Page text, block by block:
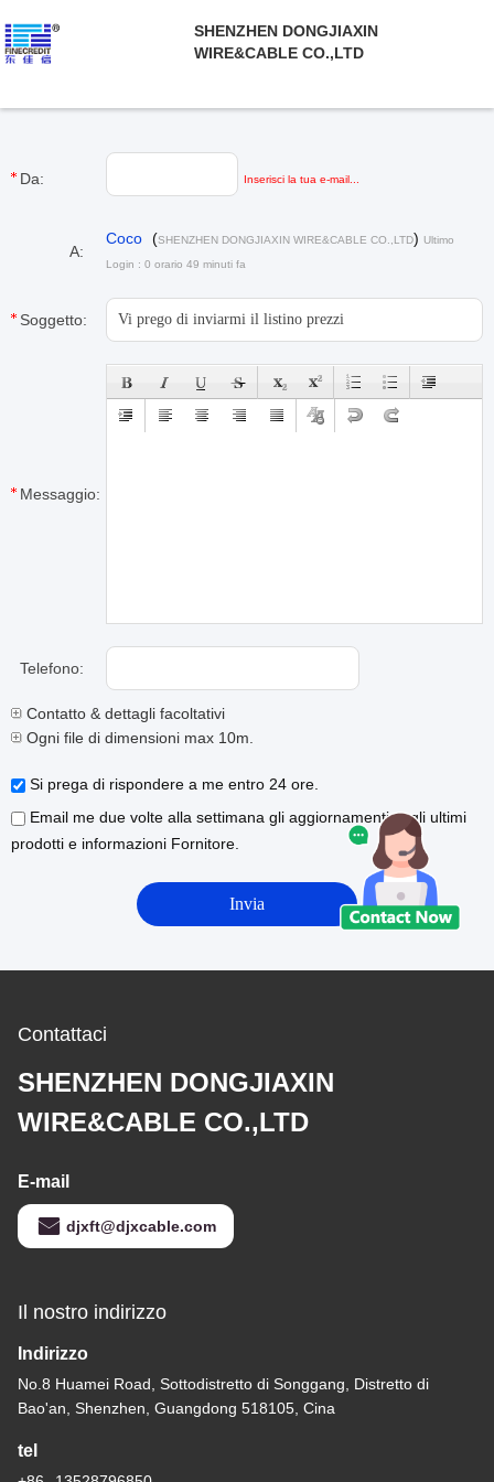
SHENZHEN DONGJIAXIN
WIRE&CABLE CO.,LTD
Da: Inserisci la tua e-mail...
A:
Coco (SHENZHEN DONGJIAXIN WIRE&CABLE CO.,LTD) Ultimo
Login : 0 orario 49 minuti fa
Soggetto:
Messaggio:
Telefono:
Contatto & dettagli facoltativi
Ogni file di dimensioni max 10m.
Si prega di rispondere a me entro 24 ore.
Email me due volte alla settimana gli aggiornamenti sugli ultimi
prodotti e informazioni Fornitore.
Contattaci
SHENZHEN DONGJIAXIN
WIRE&CABLE CO.,LTD
E-mail
djxft@djxcable.com
Il nostro indirizzo
Indirizzo
No.8 Huamei Road, Sottodistretto di Songgang, Distretto di
Bao'an, Shenzhen, Guangdong 518105, Cina
tel